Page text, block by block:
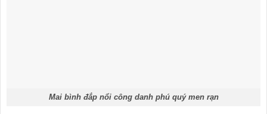
Mai bình đắp nổi công danh phú quý men rạn